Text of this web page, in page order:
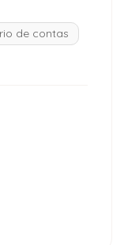
rio de contas